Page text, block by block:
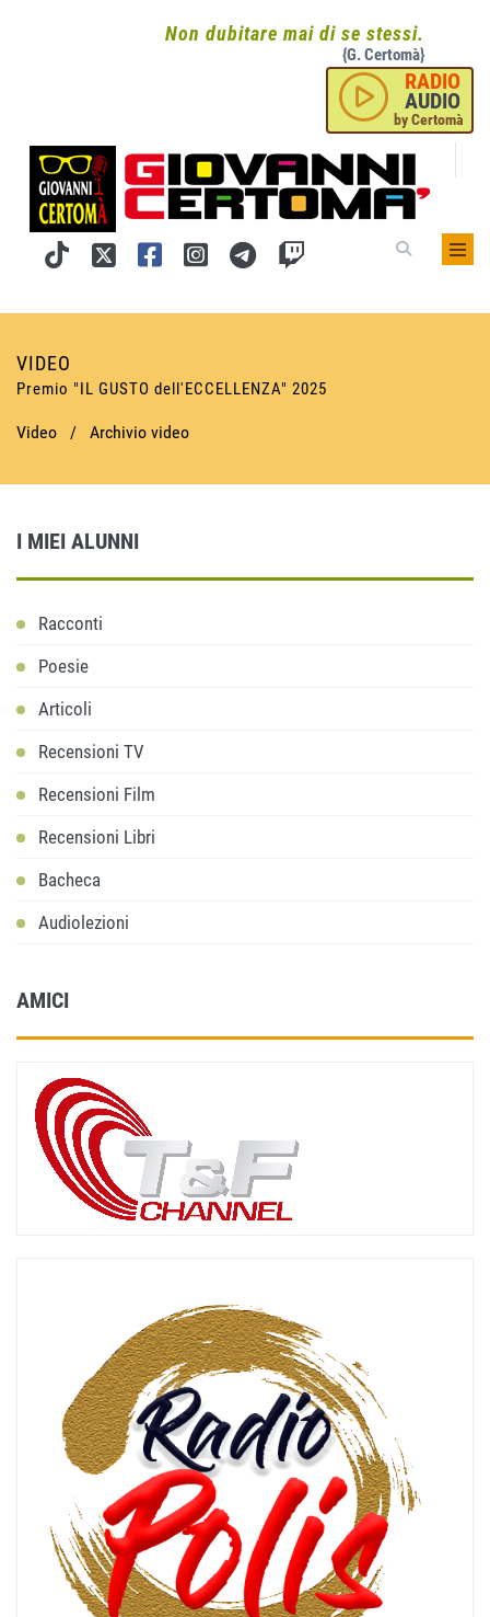
Non dubitare mai di se stessi.
{G. Certomà}
RADIO
AUDIO
by Certomà
VIDEO
Premio "IL GUSTO dell'ECCELLENZA" 2025
Video / Archivio video
I MIEI ALUNNI
Racconti
Poesie
Articoli
Recensioni TV
Recensioni Film
Recensioni Libri
Bacheca
Audiolezioni
AMICI